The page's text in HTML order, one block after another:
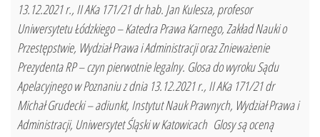
13.12.2021 r., II AKa 171/21 dr hab. Jan Kulesza, profesor
Uniwersytetu Łódzkiego – Katedra Prawa Karnego, Zakład Nauki o
Przestępstwie, Wydział Prawa i Administracji oraz Znieważenie
Prezydenta RP – czyn pierwotnie legalny. Glosa do wyroku Sądu
Apelacyjnego w Poznaniu z dnia 13.12.2021 r., II AKa 171/21 dr
Michał Grudecki – adiunkt, Instytut Nauk Prawnych, Wydział Prawa i
Administracji, Uniwersytet Śląski w Katowicach Glosy są oceną